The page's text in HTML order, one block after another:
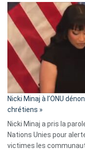
Nicki Minaj à l’ONU
chrétiens »
Nicki Minaj a pris la
Nations Unies pour
victimes les